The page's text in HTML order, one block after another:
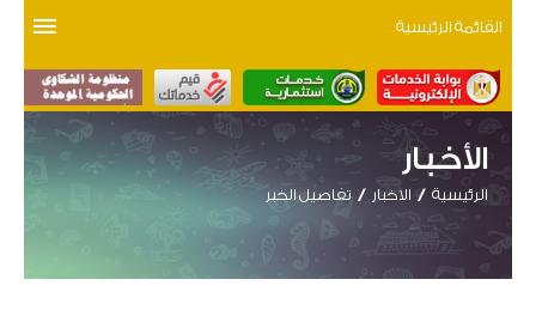
القائمة الرئيسية
الأخبار
الرئيسية الاخبار تفاصيل الخبر